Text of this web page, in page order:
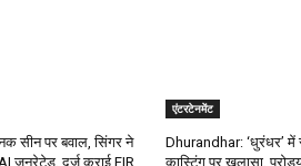
सीन पर बवाल, सिंगर ने
जनरेटेड, दर्ज कराई FIR
एंटरटेनमेंट
Dhurandhar: ‘धुरंधर’ में
कास्टिंग पर खुलासा,